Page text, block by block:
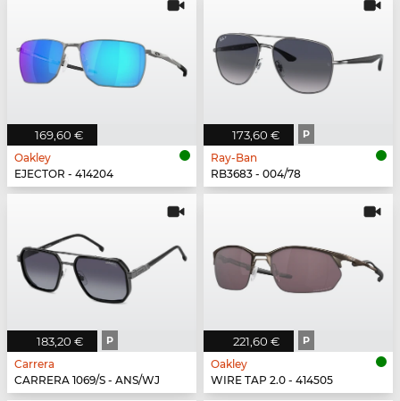
169,60 €
Oakley
EJECTOR - 414204
173,60 € P
Ray-Ban
RB3683 - 004/78
183,20 € P
Carrera
CARRERA 1069/S - ANS/WJ
221,60 € P
Oakley
WIRE TAP 2.0 - 414505